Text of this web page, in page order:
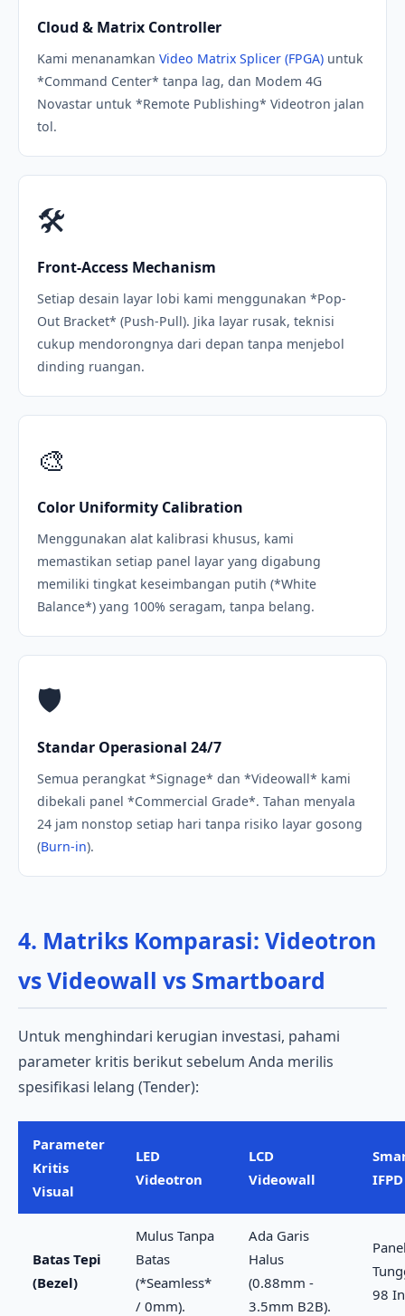
Cloud & Matrix Controller
Kami menanamkan Video Matrix Splicer (FPGA) untuk
*Command Center* tanpa lag, dan Modem 4G
Novastar untuk *Remote Publishing* Videotron jalan
tol.
🛠️
Front-Access Mechanism
Setiap desain layar lobi kami menggunakan *Pop-
Out Bracket* (Push-Pull). Jika layar rusak, teknisi
cukup mendorongnya dari depan tanpa menjebol
dinding ruangan.
🎨
Color Uniformity Calibration
Menggunakan alat kalibrasi khusus, kami
memastikan setiap panel layar yang digabung
memiliki tingkat keseimbangan putih (*White
Balance*) yang 100% seragam, tanpa belang.
🛡️
Standar Operasional 24/7
Semua perangkat *Signage* dan *Videowall* kami
dibekali panel *Commercial Grade*. Tahan menyala
24 jam nonstop setiap hari tanpa risiko layar gosong
(Burn-in).
4. Matriks Komparasi: Videotron
vs Videowall vs Smartboard
Untuk menghindari kerugian investasi, pahami
parameter kritis berikut sebelum Anda merilis
spesifikasi lelang (Tender):
Parameter
Kritis
Visual
LED
Videotron
LCD
Videowall
IFPD
Batas Tepi
(Bezel)
Mulus Tanpa
Batas
(*Seamless*
/ 0mm).
Ada Garis
Halus
(0.88mm -
3.5mm B2B).
98